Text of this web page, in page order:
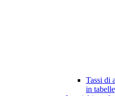
Tassi di
in